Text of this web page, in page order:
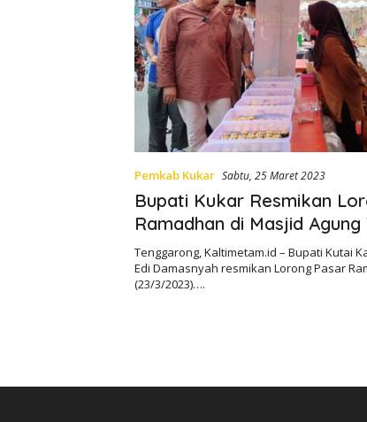
Pemkab Kukar Sabtu, 25 Maret 2023
Bupati Kukar Resmikan
Ramadhan di Masjid
Tenggarong, Kaltimetam.id – Bupati Kutai
Edi Damasnyah resmikan Lorong Pasar
(23/3/2023)….